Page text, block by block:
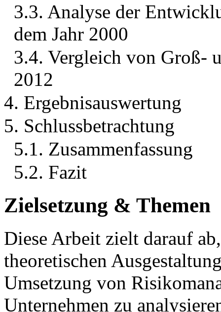
3.3. Analyse der
dem Jahr 2000
3.4. Vergleich von Groß-
2012
4. Ergebnisauswertung
5. Schlussbetrachtung
5.1. Zusammenfassung
5.2. Fazit
Zielsetzung & Themen
Diese Arbeit zielt darauf
theoretischen
Umsetzung von
Unternehmen zu